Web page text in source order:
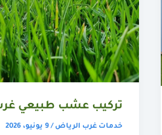
تركيب عشب طبيعي
خدمات غرب الرياض /9 يونيو، 2026